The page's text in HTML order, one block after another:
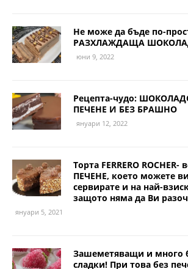
Не може да бъде по-
РАЗХЛАЖДАЩА
юни 9, 2022
Рецепта-чудо:
ПЕЧЕНЕ И БЕЗ БРАШНО
януари 12, 2022
Торта FERRERO
ПЕЧЕНЕ, което можете
сервирате и на най-
защото няма да Ви
януари 5, 2021
Зашеметяващи и много
сладки! При това без